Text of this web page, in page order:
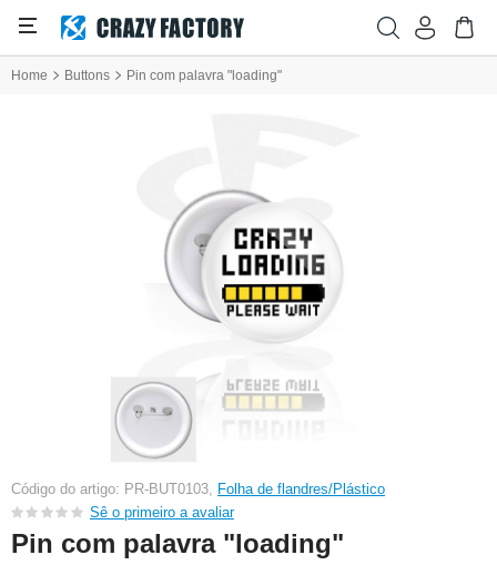
Home Buttons Pin com palavra "loading"
Código do artigo: PR-BUT0103, Folha de flandres/Plástico
Sê o primeiro a avaliar
Pin com palavra "loading"